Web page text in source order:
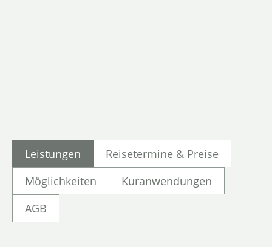
Leistungen
Reisetermine & Preise
Möglichkeiten
Kuranwendungen
AGB